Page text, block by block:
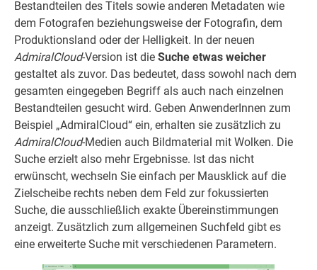
Bestandteilen des Titels sowie anderen Metadaten wie
dem Fotografen beziehungsweise der Fotografin, dem
Produktionsland oder der Helligkeit. In der neuen
AdmiralCloud-Version ist die Suche etwas weicher
gestaltet als zuvor. Das bedeutet, dass sowohl nach dem
gesamten eingegeben Begriff als auch nach einzelnen
Bestandteilen gesucht wird. Geben AnwenderInnen zum
Beispiel „AdmiralCloud“ ein, erhalten sie zusätzlich zu
AdmiralCloud-Medien auch Bildmaterial mit Wolken. Die
Suche erzielt also mehr Ergebnisse. Ist das nicht
erwünscht, wechseln Sie einfach per Mausklick auf die
Zielscheibe rechts neben dem Feld zur fokussierten
Suche, die ausschließlich exakte Übereinstimmungen
anzeigt. Zusätzlich zum allgemeinen Suchfeld gibt es
eine erweiterte Suche mit verschiedenen Parametern.